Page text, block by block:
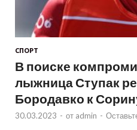
СПОРТ
В поиске
лыжница Ступак
Бородавко к
30.03.2023 - от admin -